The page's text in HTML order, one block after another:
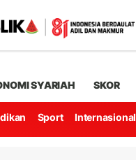
SYARIAH SKOR
Sport Internasional